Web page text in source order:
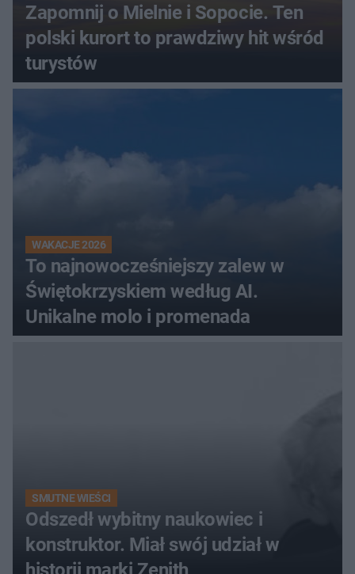
Zapomnij o Mielnie i Sopocie. Ten
polski kurort to prawdziwy hit wśród
turystów
WAKACJE 2026
To najnowocześniejszy zalew w
Świętokrzyskiem według AI.
Unikalne molo i promenada
SMUTNE WIEŚCI
Odszedł wybitny naukowiec i
konstruktor. Miał swój udział w